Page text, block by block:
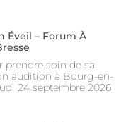
Éveil – Forum À
prendre soin de sa
audition à Bourg-en-
24 septembre 2026